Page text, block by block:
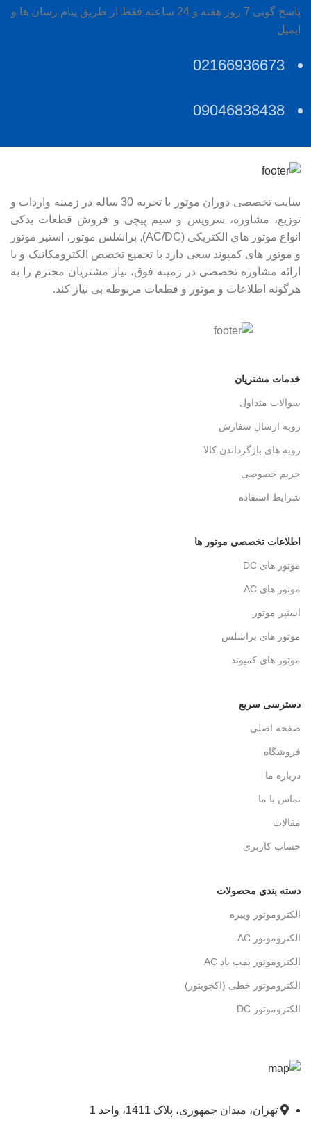
پاسخ گویی 7 روز هفته و 24 ساعته فقط از طریق پیام رسان ها و
ایمیل
02166936673
09046838438
سایت تخصصی دوران موتور با تجربه 30 ساله در زمینه واردات و
توزیع، مشاوره، سرویس و سیم پیچی و فروش قطعات یدکی
انواع موتور های الکتریکی (AC/DC), براشلس موتور، استپر موتور
و موتور های کمپوند سعی دارد با تجمیع تخصص الکترومکانیک و با
ارائه مشاوره تخصصی در زمینه فوق، نیاز مشتریان محترم را به
هرگونه اطلاعات و موتور و قطعات مربوطه بی نیاز کند.
خدمات مشتریان
سوالات متداول
رویه ارسال سفارش
رویه های بازگرداندن کالا
حریم خصوصی
شرایط استفاده
اطلاعات تخصصی موتور ها
موتور های DC
موتور های AC
استپر موتور
موتور های براشلس
موتور های کمپوند
دسترسی سریع
صفحه اصلی
فروشگاه
درباره ما
تماس با ما
مقالات
حساب کاربری
دسته بندی محصولات
الکتروموتور ویبره
الکتروموتور AC
الکتروموتور پمپ باد AC
الکتروموتور خطی (اکچویتور)
الکتروموتور DC
تهران، میدان جمهوری، پلاک 1411، واحد 1